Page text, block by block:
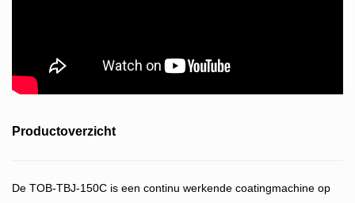
Productoverzicht
De TOB-TBJ-150C is een continu werkende coatingmachine op